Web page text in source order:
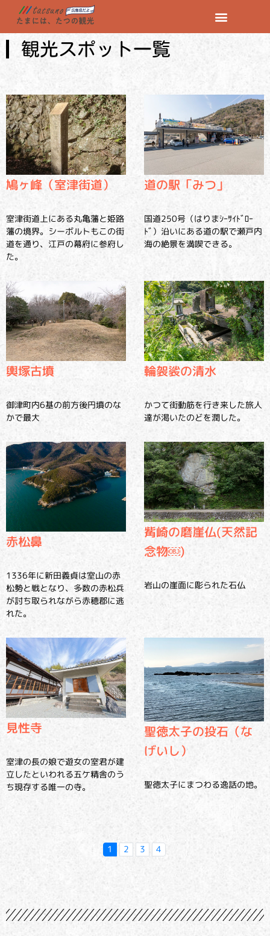
観光スポット一覧
鳩ヶ峰（室津街道）
室津街道上にある丸亀藩と姫路
藩の境界。シーボルトもこの街
道を通り、江戸の幕府に参府し
た。
道の駅「みつ」
国道250号（はりまｼｰｻｲﾄﾞﾛｰ
ﾄﾞ）沿いにある道の駅で瀬戸内
海の絶景を満喫できる。
輿塚古墳
御津町内6基の前方後円墳のな
かで最大
輪袈裟の清水
かつて街動筋を行き来した旅人
達が渇いたのどを潤した。
赤松鼻
1336年に新田義貞は室山の赤
松勢と戦となり、多数の赤松兵
が討ち取られながら赤穂郡に逃
れた。
觜崎の磨崖仏(天然記
念物￼)
岩山の崖面に彫られた石仏
見性寺
室津の長の娘で遊女の室君が建
立したといわれる五ケ精舎のう
ち現存する唯一の寺。
聖徳太子の投石（な
げいし）
聖徳太子にまつわる逸話の地。
1 2 3 4